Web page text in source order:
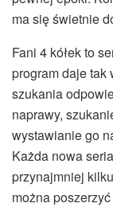
ma się świetnie
Fani 4 kółek to
program daje tak
szukania
naprawy,
wystawianie go
Każda nowa
przynajmniej
można